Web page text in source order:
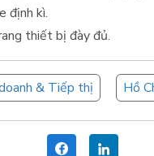
định kì.
thiết bị đày đủ.
& Tiếp thị Hồ